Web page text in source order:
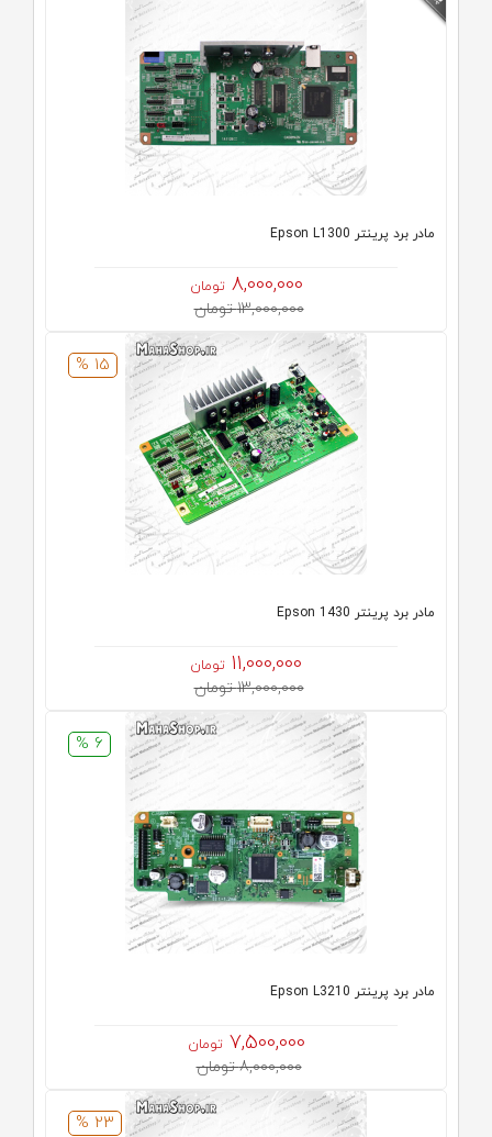
مادر برد پرینتر Epson L1300
8,000,000 تومان
13,000,000 تومان
15 %
مادر برد پرینتر Epson 1430
11,000,000 تومان
13,000,000 تومان
6 %
مادر برد پرینتر Epson L3210
7,500,000 تومان
8,000,000 تومان
23 %